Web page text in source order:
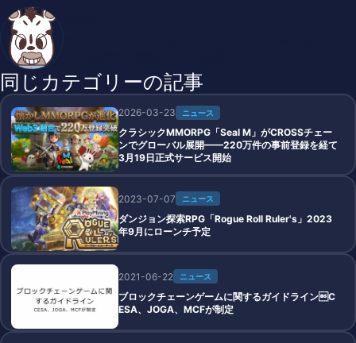
同じカテゴリーの記事
2026-03-23 ニュース
クラシックMMORPG「Seal M」がCROSSチェー
ンでグローバル展開——220万件の事前登録を経て
3月19日正式サービス開始
2023-07-07 ニュース
ダンジョン探索RPG「Rogue Roll Ruler's」2023
年9月にローンチ予定
2021-06-22 ニュース
ブロックチェーンゲームに関するガイドラインC
ESA、JOGA、MCFが制定